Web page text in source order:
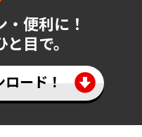
法でご確認ください。
ックアプリからのご確認
残高」をタップ
ホーム画面イメージ
便利に！
目で。
ード！